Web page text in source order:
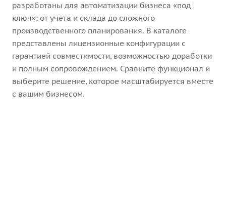
разработаны для автоматизации бизнеса «под
ключ»: от учета и склада до сложного
производственного планирования. В каталоге
представлены лицензионные конфигурации с
гарантией совместимости, возможностью доработки
и полным сопровождением. Сравните функционал и
выберите решение, которое масштабируется вместе
с вашим бизнесом.